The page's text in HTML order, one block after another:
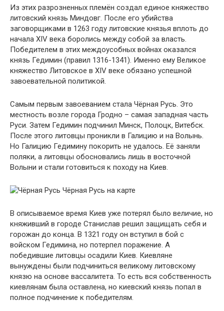
Из этих разрозненных племён создал единое княжество
литовский князь Миндовг. После его убийства
заговорщиками в 1263 году литовские князья вплоть до
начала XIV века боролись между собой за власть.
Победителем в этих междоусобных войнах оказался
князь Гедимин (правил 1316-1341). Именно ему Великое
княжество Литовское в XIV веке обязано успешной
завоевательной политикой.
Самым первым завоеванием стала Чёрная Русь. Это
местность возле города Гродно – самая западная часть
Руси. Затем Гедимин подчинил Минск, Полоцк, Витебск.
После этого литовцы проникли в Галицию и на Волынь.
Но Галицию Гедимину покорить не удалось. Её заняли
поляки, а литовцы обосновались лишь в восточной
Волыни и стали готовиться к походу на Киев.
Чёрная Русь на карте
В описываемое время Киев уже потерял было величие, но
княживший в городе Станислав решил защищать себя и
горожан до конца. В 1321 году он вступил в бой с
войском Гедимина, но потерпел поражение. А
победившие литовцы осадили Киев. Киевляне
вынуждены были подчиниться великому литовскому
князю на основе вассалитета. То есть вся собственность
киевлянам была оставлена, но киевский князь попал в
полное подчинение к победителям.